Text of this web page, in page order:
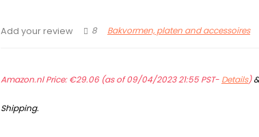
Add your review 8 Bakvormen, platen and accessoires
Amazon.nl Price:€29.06(as of 09/04/2023 21:55 PST- Details)
Shipping.